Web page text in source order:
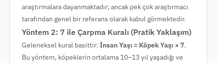
araştırmalara dayanmaktadır; ancak pek çok araştırmacı
tarafından genel bir referans olarak kabul görmektedir.
Yöntem 2: 7 ile Çarpma Kuralı (Pratik Yaklaşım)
Geleneksel kural basittir: İnsan Yaşı = Köpek Yaşı × 7.
Bu yöntem, köpeklerin ortalama 10–13 yıl yaşadığı ve